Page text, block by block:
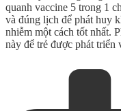
quanh vaccine 5 trong 1
và đúng lịch để phát huy
nhiễm một cách tốt nhất.
này để trẻ được phát triển